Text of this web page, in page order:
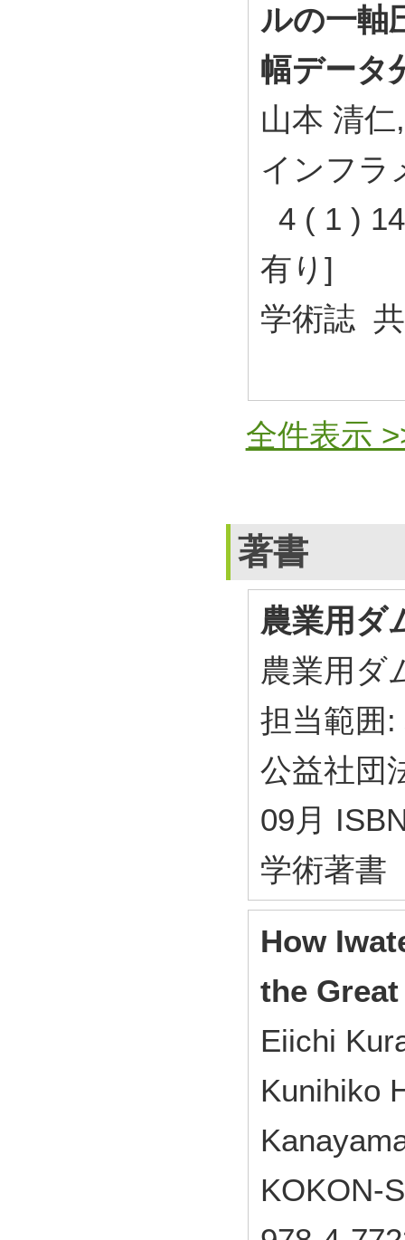
ルの一軸
幅データ
山本 清
インフラ
4 ( 1 )
有り]
学術誌
全件表示
著書
農業用ダ
農業用ダ
担当範囲
公益社団
09月
学術著書
How
the
Eiichi
Kunihiko
KOKON-